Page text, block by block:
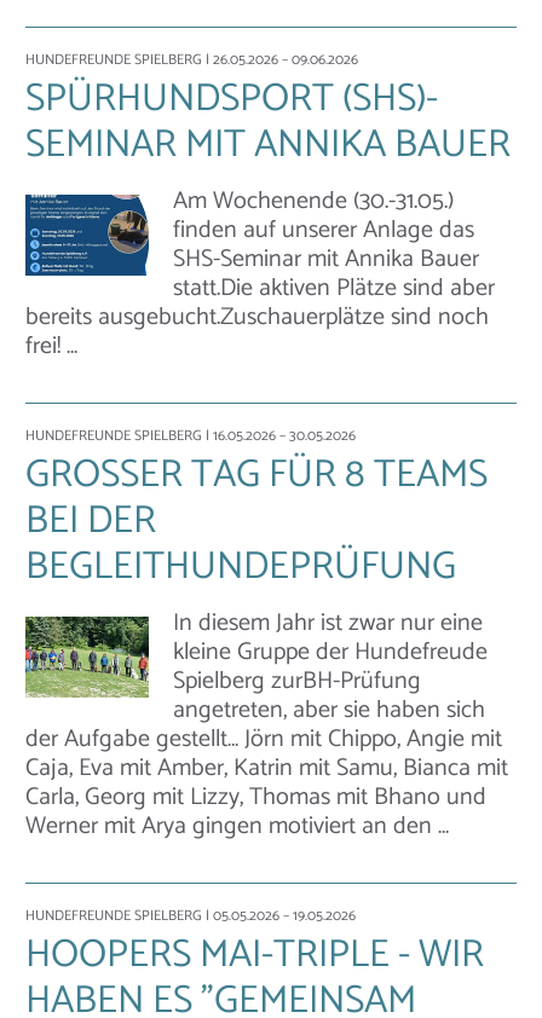
HUNDEFREUNDE SPIELBERG | 26.05.2026 – 09.06.2026
SPÜRHUNDSPORT (SHS)-
SEMINAR MIT ANNIKA BAUER
Am Wochenende (30.-31.05.)
finden auf unserer Anlage das
SHS-Seminar mit Annika Bauer
statt.Die aktiven Plätze sind aber
bereits ausgebucht.Zuschauerplätze sind noch
frei! …
HUNDEFREUNDE SPIELBERG | 16.05.2026 – 30.05.2026
GROSSER TAG FÜR 8 TEAMS B
EI DER B
EGLEITHUNDEPRÜFUNG
In diesem Jahr ist zwar nur eine
kleine Gruppe der Hundefreude
Spielberg zurBH-Prüfung
angetreten, aber sie haben sich
der Aufgabe gestellt… Jörn mit Chippo, Angie mit
Caja, Eva mit Amber, Katrin mit Samu, Bianca mit
Carla, Georg mit Lizzy, Thomas mit Bhano und
Werner mit Arya gingen motiviert an den …
HUNDEFREUNDE SPIELBERG | 05.05.2026 – 19.05.2026
HOOPERS MAI-TRIPLE - WIR
HABEN ES "GEMEINSAM